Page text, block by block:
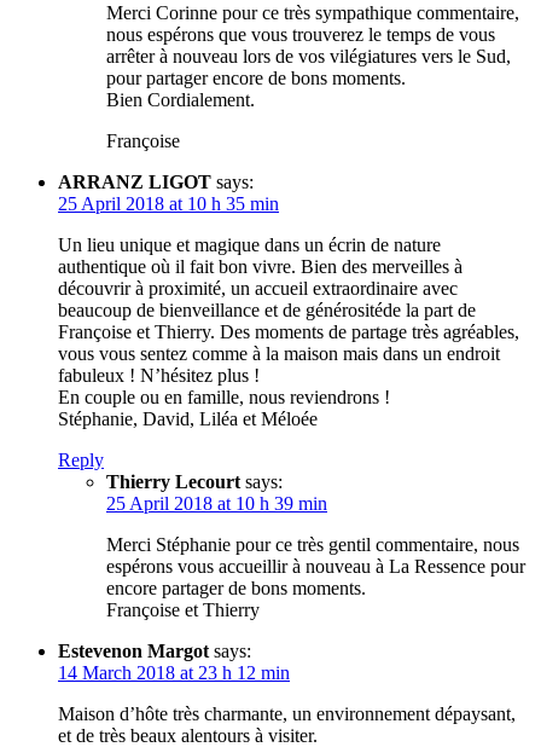
Merci Corinne pour ce très sympathique commentaire,
nous espérons que vous trouverez le temps de vous
arrêter à nouveau lors de vos vilégiatures vers le Sud,
pour partager encore de bons moments.
Bien Cordialement.
Françoise
ARRANZ LIGOT says:
25 April 2018 at 10 h 35 min
Un lieu unique et magique dans un écrin de nature
authentique où il fait bon vivre. Bien des merveilles à
découvrir à proximité, un accueil extraordinaire avec
beaucoup de bienveillance et de générositéde la part de
Françoise et Thierry. Des moments de partage très agréables,
vous vous sentez comme à la maison mais dans un endroit
fabuleux ! N’hésitez plus !
En couple ou en famille, nous reviendrons !
Stéphanie, David, Liléa et Méloée
Reply
Thierry Lecourt says:
25 April 2018 at 10 h 39 min
Merci Stéphanie pour ce très gentil commentaire, nous
espérons vous accueillir à nouveau à La Ressence pour
encore partager de bons moments.
Françoise et Thierry
Estevenon Margot says:
14 March 2018 at 23 h 12 min
Maison d’hôte très charmante, un environnement dépaysant,
et de très beaux alentours à visiter.